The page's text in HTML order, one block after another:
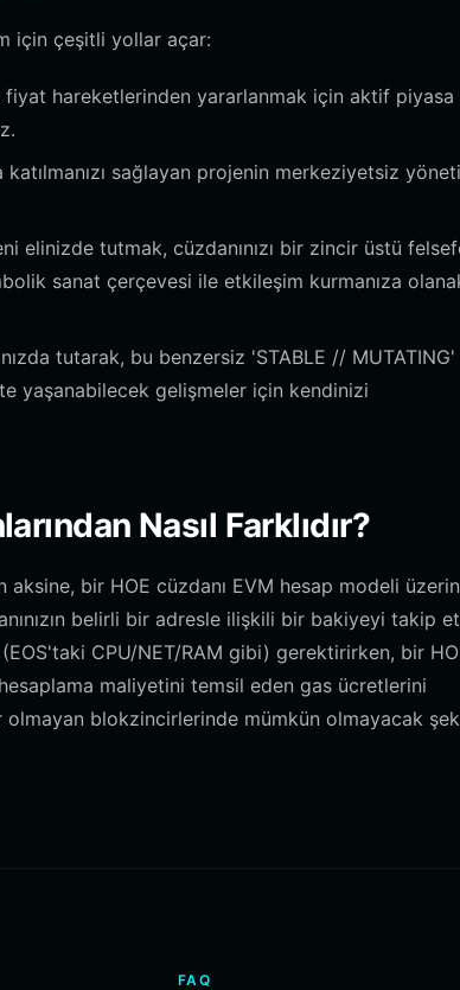
için çeşitli yollar açar:
hareketlerinden yararlanmak için aktif piyasa
sağlayan projenin merkeziyetsiz
elinizde tutmak, cüzdanınızı bir zincir üstü
sanat çerçevesi ile etkileşim kurmanıza
tutarak, bu benzersiz 'STABLE // MUTATING'
yaşanabilecek gelişmeler için kendinizi
Nasıl Farklıdır?
bir HOE cüzdanı EVM hesap modeli
belirli bir adresle ilişkili bir bakiyeyi takip
CPU/NET/RAM gibi) gerektirirken, bir
maliyetini temsil eden gas ücretlerini
blokzincirlerinde mümkün olmayacak
FAQ